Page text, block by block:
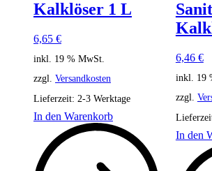
Kalklöser 1 L
6,65 €
inkl. 19 % MwSt.
zzgl. Versandkosten
Lieferzeit: 2-3 Werktage
In den Warenkorb
6,46 €
inkl. 19
zzgl.
In den